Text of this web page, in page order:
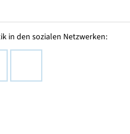
in den sozialen Netzwerken: